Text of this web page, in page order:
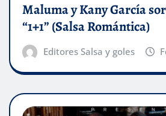
Maluma y Kany García
“1+1” (Salsa Romántica)
Editores Salsa y goles